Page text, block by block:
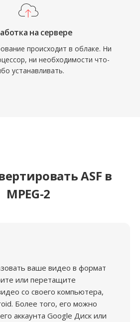
системы, а также
дисков по всему миру.
на сервере
происходит в облаке. Ни
ни необходимости что-
устанавливать.
ASF в
MPEG-2
ваше видео в формат
или перетащите
со своего компьютера,
Более того, его можно
аккаунта Google Диск или